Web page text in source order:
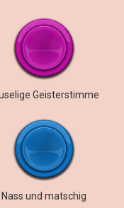
Geisterstimme
Nass und matschig